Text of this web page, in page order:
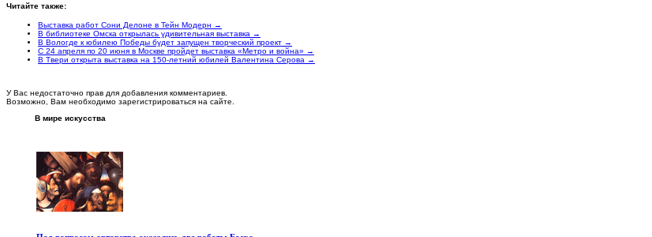
Читайте также:
Выставка работ Сони Делоне в Тейн Модерн →
В библиотеке Омска открылась удивительная выставка →
В Вологде к юбилею Победы будет запущен творческий проект →
С 24 апреля по 20 июня в Москве пройдет выставка «Метро и война» →
В Твери открыта выставка на 150-летний юбилей Валентина Серова →
У Вас недостаточно прав для добавления комментариев.
Возможно, Вам необходимо зарегистрироваться на сайте.
В мире искусства